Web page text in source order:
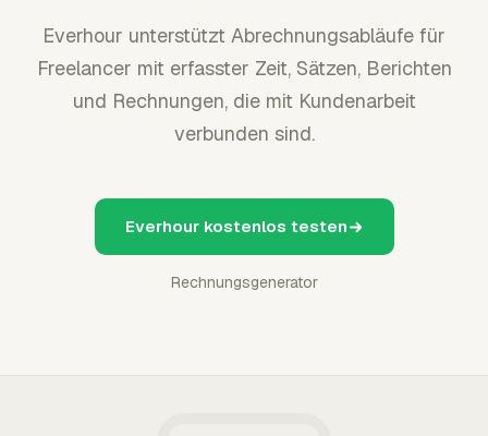
Everhour unterstützt Abrechnungsabläufe für
Freelancer mit erfasster Zeit, Sätzen, Berichten
und Rechnungen, die mit Kundenarbeit
verbunden sind.
Everhour kostenlos testen
Rechnungsgenerator